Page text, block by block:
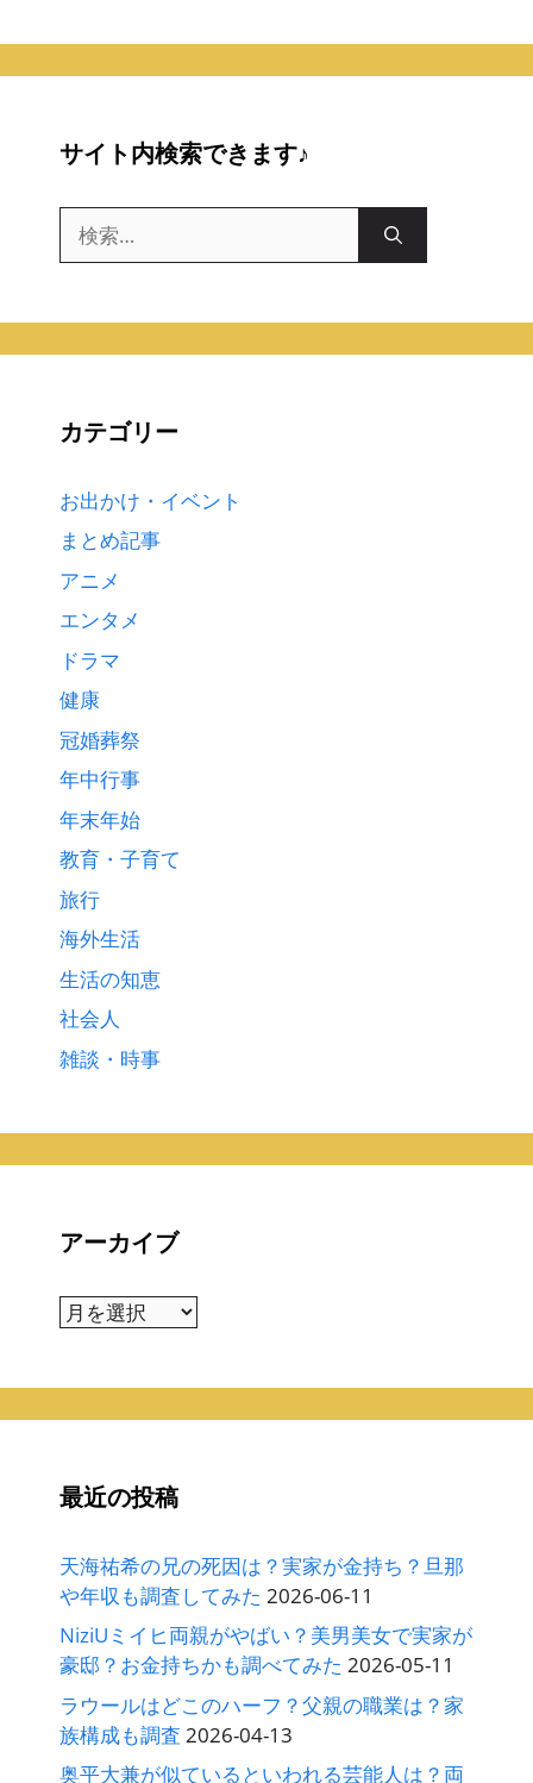
サイト内検索できます♪
索:
カテゴリー
お出かけ・イベント
まとめ記事
アニメ
エンタメ
ドラマ
健康
冠婚葬祭
年中行事
年末年始
教育・子育て
旅行
海外生活
生活の知恵
社会人
雑談・時事
アーカイブ
ア
ブ
最近の投稿
天海祐希の兄の死因は？実家が金持ち？旦那
や年収も調査してみた 2026-06-11
NiziUミイヒ両親がやばい？美男美女で実家が
豪邸？お金持ちかも調べてみた 2026-05-11
ラウールはどこのハーフ？父親の職業は？家
族構成も調査 2026-04-13
奥平大兼が似ているといわれる芸能人は？両